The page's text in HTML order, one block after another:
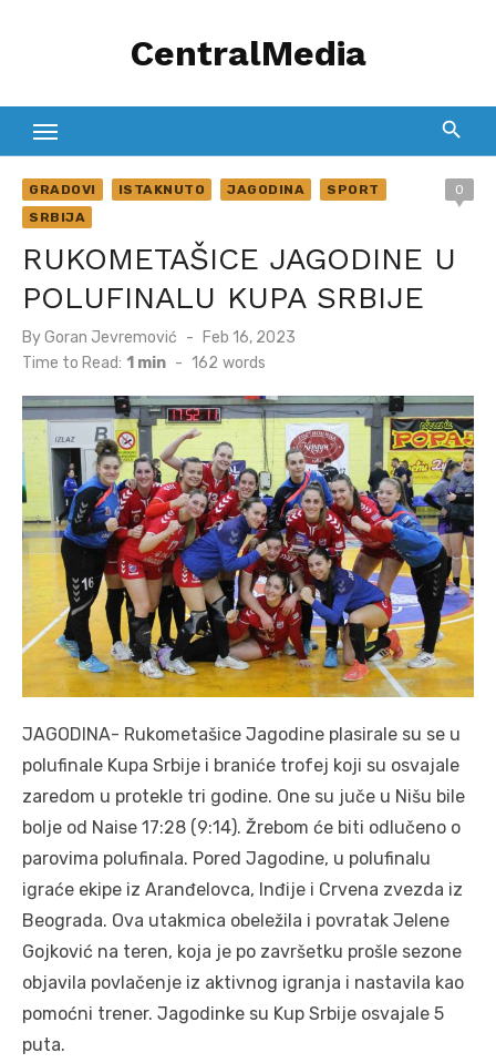
CentralMedia
GRADOVI ISTAKNUTO JAGODINA
SPORT
SRBIJA
0
RUKOMETAŠICE JAGODINE U
POLUFINALU KUPA SRBIJE
ByGoran Jevremović
Posted
on
Feb 16, 2023
Time to Read: 1 min - 162 words
JAGODINA- Rukometašice Jagodine plasirale su se u
polufinale Kupa Srbije i braniće trofej koji su osvajale
zaredom u protekle tri godine. One su juče u Nišu bile
bolje od Naise 17:28 (9:14). Žrebom će biti odlučeno o
parovima polufinala. Pored Jagodine, u polufinalu
igraće ekipe iz Aranđelovca, Inđije i Crvena zvezda iz
Beograda. Ova utakmica obeležila i povratak Jelene
Gojković na teren, koja je po završetku prošle sezone
objavila povlačenje iz aktivnog igranja i nastavila kao
pomoćni trener. Jagodinke su Kup Srbije osvajale 5
puta.